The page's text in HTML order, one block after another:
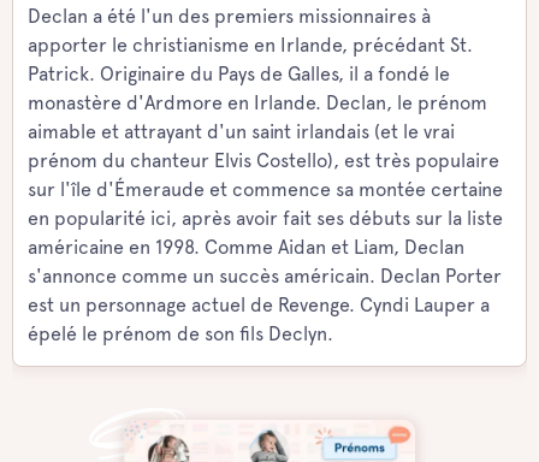
Declan a été l'un des premiers missionnaires à
apporter le christianisme en Irlande, précédant St.
Patrick. Originaire du Pays de Galles, il a fondé le
monastère d'Ardmore en Irlande. Declan, le prénom
aimable et attrayant d'un saint irlandais (et le vrai
prénom du chanteur Elvis Costello), est très populaire
sur l'île d'Émeraude et commence sa montée certaine
en popularité ici, après avoir fait ses débuts sur la liste
américaine en 1998. Comme Aidan et Liam, Declan
s'annonce comme un succès américain. Declan Porter
est un personnage actuel de Revenge. Cyndi Lauper a
épelé le prénom de son fils Declyn.